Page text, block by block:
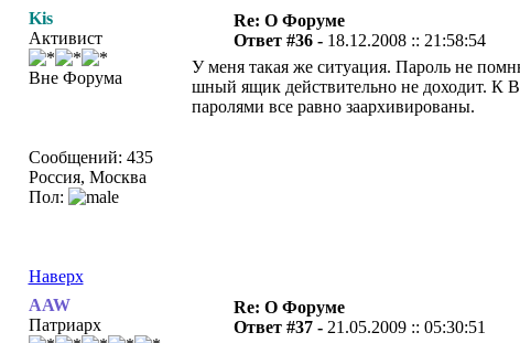
Kis
Активист
Вне Форума
Сообщений: 435
Россия, Москва
Пол:
Re: О Форуме
Ответ #36 - 18.12.2008 :: 21:58:54
У меня такая же ситуация. Пароль не
шный ящик действительно не доходит. К
паролями все равно заархивированы.
Наверх
AAW
Патриарх
Re: О Форуме
Ответ #37 - 21.05.2009 :: 05:30:51